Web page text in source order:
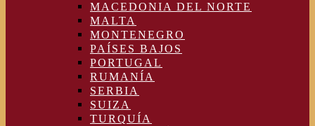
MACEDONIA DEL NORTE
MALTA
MONTENEGRO
PAÍSES BAJOS
PORTUGAL
RUMANÍA
SERBIA
SUIZA
TURQUÍA